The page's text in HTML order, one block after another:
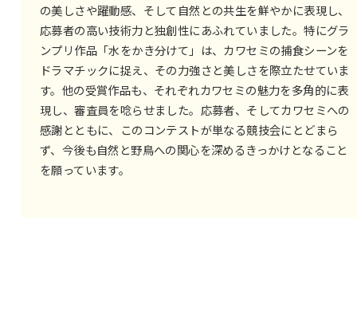
の美しさや躍動感、そして自然との共生を鮮やかに表現し、
応募者の高い技術力と独創性にあふれていました。特にグラ
ンプリ作品「水をかき分けて」は、カワセミの捕食シーンを
ドラマチックに捉え、その力強さと美しさを際立たせていま
す。他の受賞作品も、それぞれカワセミの魅力を多角的に表
現し、審査員を唸らせました。応募者、そしてカワセミへの
感謝とともに、このコンテストが単なる競技会にとどまら
ず、今後も自然と野鳥への関心を深めるきっかけとなること
を願っています。